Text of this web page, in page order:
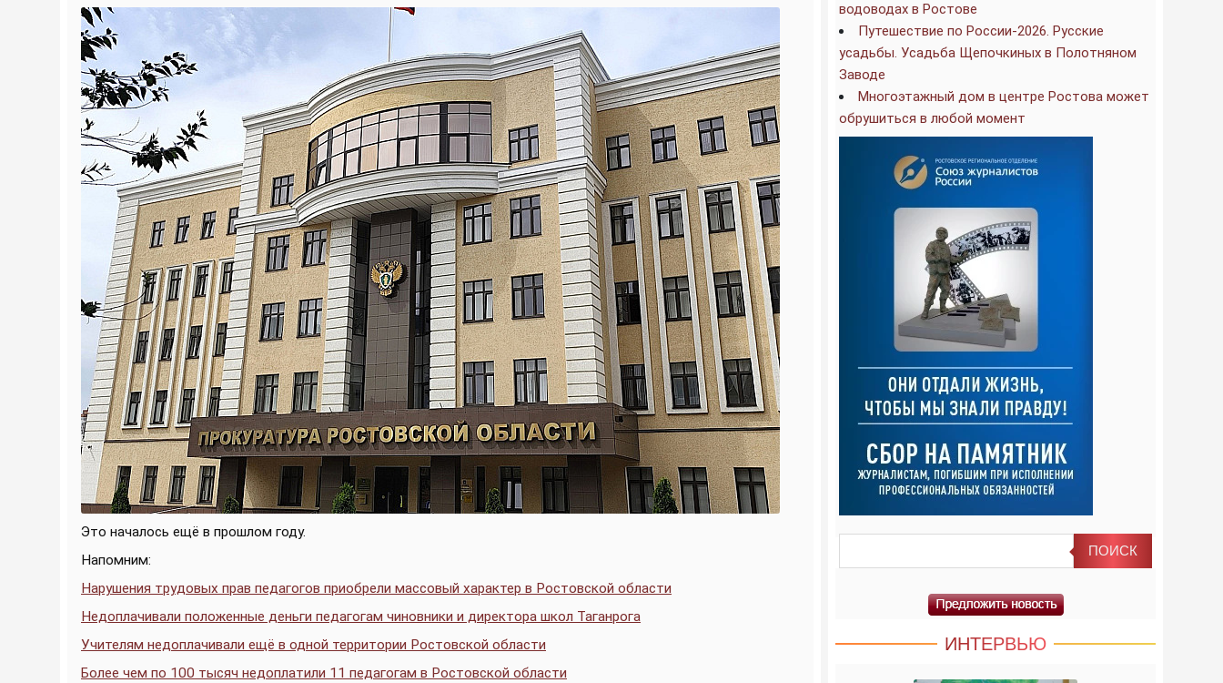
Это началось ещё в прошлом году.
Напомним:
Нарушения трудовых прав педагогов приобрели массовый характер в Ростовской области
Недоплачивали положенные деньги педагогам чиновники и директора школ Таганрога
Учителям недоплачивали ещё в одной территории Ростовской области
Более чем по 100 тысяч недоплатили 11 педагогам в Ростовской области
водоводах в Ростове
Путешествие по России-2026. Русские
усадьбы. Усадьба Щепочкиных в Полотняном
Заводе
Многоэтажный дом в центре Ростова может
обрушиться в любой момент
ИНТЕРВЬЮ